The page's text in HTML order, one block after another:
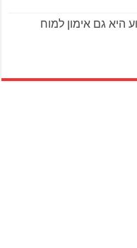
היא גם אימון למוח